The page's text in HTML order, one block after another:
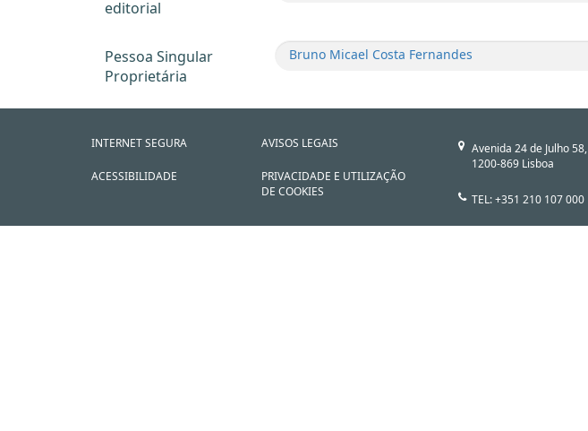
editorial
Pessoa Singular
Proprietária
Bruno Micael Costa Fernandes
INTERNET SEGURA
ACESSIBILIDADE
AVISOS LEGAIS
PRIVACIDADE E UTILIZAÇÃO
DE COOKIES
Avenida 24 de Julho 58,
1200-869 Lisboa
TEL: +351 210 107 000